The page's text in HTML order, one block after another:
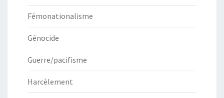
Fémonationalisme
Génocide
Guerre/pacifisme
Harcèlement